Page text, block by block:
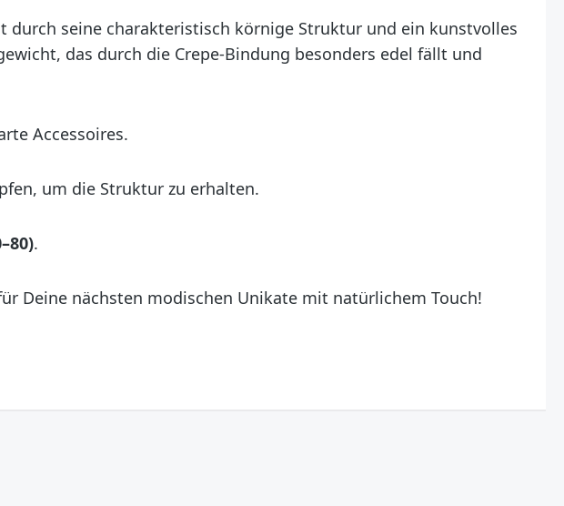
durch seine charakteristisch körnige Struktur und ein kunstvolles
das durch die Crepe-Bindung besonders edel fällt und
Accessoires.
um die Struktur zu erhalten.
.
Deine nächsten modischen Unikate mit natürlichem Touch!